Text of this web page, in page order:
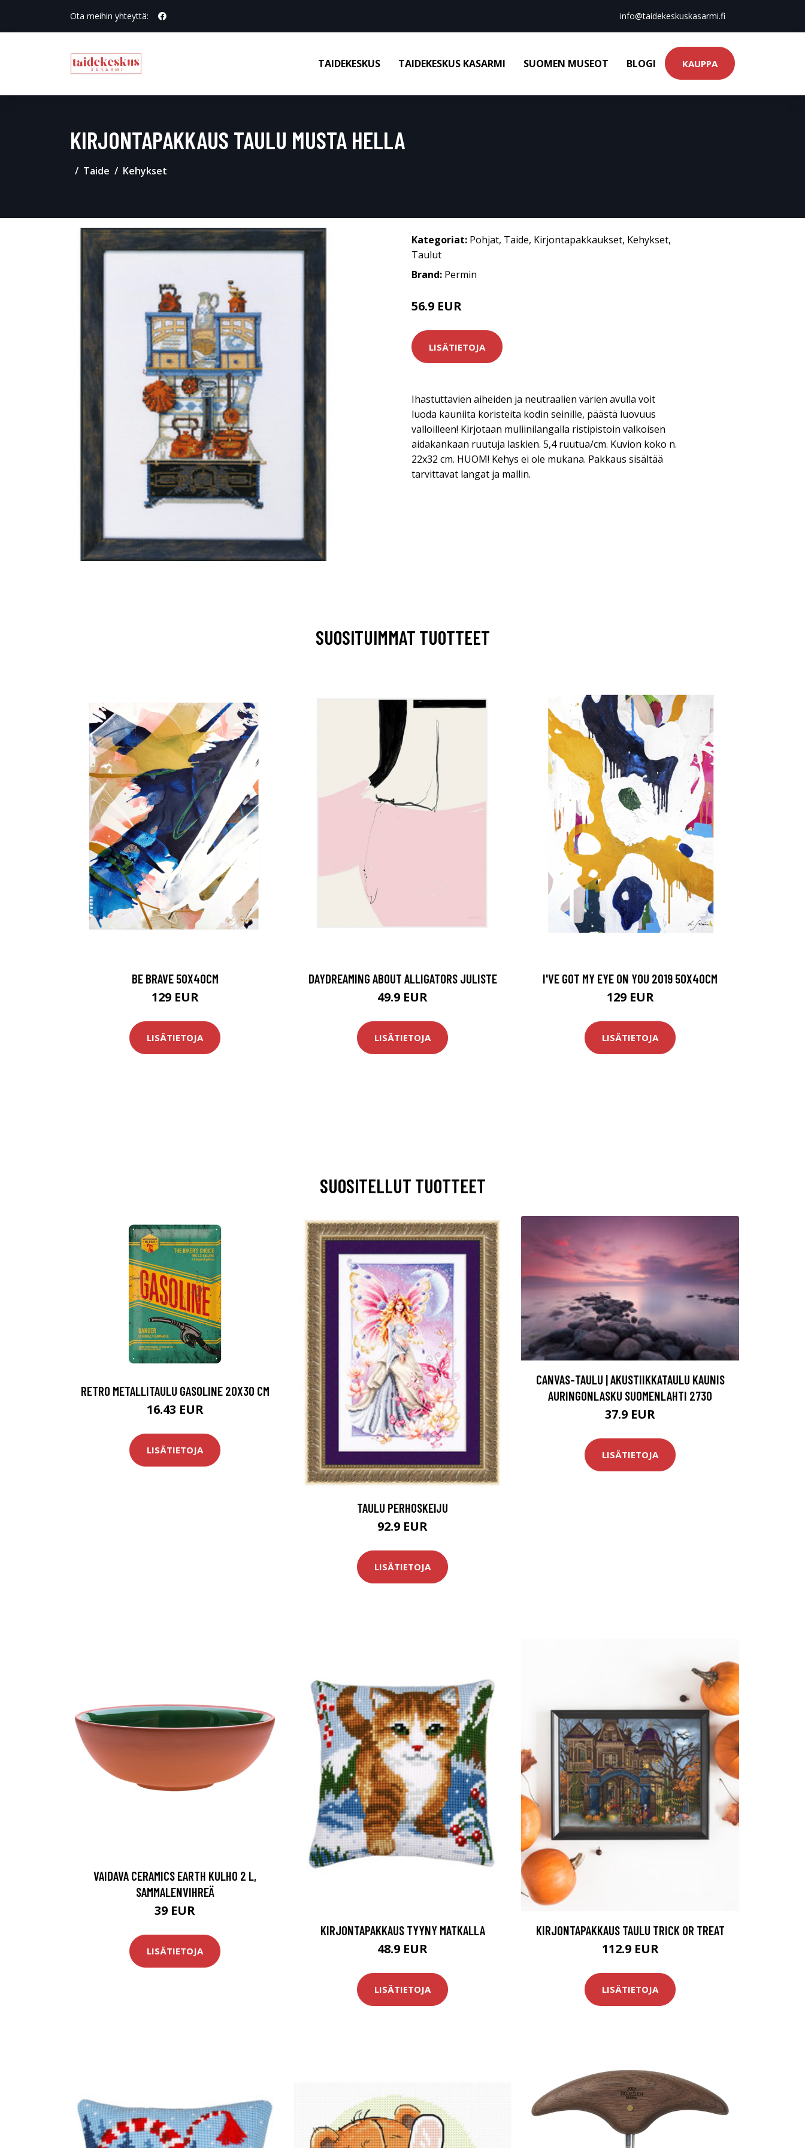
Ota meihin yhteyttä: info@taidekeskuskasarmi.fi
TAIDEKESKUS TAIDEKESKUS KASARMI SUOMEN MUSEOT BLOGI KAUPPA
KIRJONTAPAKKAUS TAULU MUSTA HELLA
Taide Kehykset
Kategoriat: Pohjat, Taide, Kirjontapakkaukset, Kehykset,
Taulut
Brand: Permin
56.9 EUR
LISÄTIETOJA
Ihastuttavien aiheiden ja neutraalien värien avulla voit
luoda kauniita koristeita kodin seinille, päästä luovuus
valloilleen! Kirjotaan muliinilangalla ristipistoin valkoisen
aidakankaan ruutuja laskien. 5,4 ruutua/cm. Kuvion koko n.
22x32 cm. HUOM! Kehys ei ole mukana. Pakkaus sisältää
tarvittavat langat ja mallin.
SUOSITUIMMAT TUOTTEET
BE BRAVE 50X40CM
129 EUR
LISÄTIETOJA
DAYDREAMING ABOUT ALLIGATORS JULISTE
49.9 EUR
LISÄTIETOJA
I'VE GOT MY EYE ON YOU 2019 50X40CM
129 EUR
LISÄTIETOJA
SUOSITELLUT TUOTTEET
RETRO METALLITAULU GASOLINE 20X30 CM
16.43 EUR
LISÄTIETOJA
TAULU PERHOSKEIJU
92.9 EUR
LISÄTIETOJA
CANVAS-TAULU | AKUSTIIKKATAULU KAUNIS
AURINGONLASKU SUOMENLAHTI 2730
37.9 EUR
LISÄTIETOJA
VAIDAVA CERAMICS EARTH KULHO 2 L,
SAMMALENVIHREÄ
39 EUR
LISÄTIETOJA
KIRJONTAPAKKAUS TYYNY MATKALLA
48.9 EUR
LISÄTIETOJA
KIRJONTAPAKKAUS TAULU TRICK OR TREAT
112.9 EUR
LISÄTIETOJA